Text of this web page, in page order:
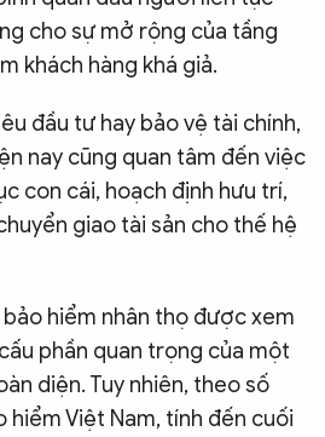
Văn nghệ Công an
cho sự mở rộng của tầng
khách hàng khá giả.
đầu tư hay bảo vệ tài chính,
nay cũng quan tâm đến việc
con cái, hoạch định hưu trí,
giao tài sản cho thế hệ
hiểm nhân thọ được xem
phần quan trọng của một
diện. Tuy nhiên, theo số
hiểm Việt Nam, tính đến cuối